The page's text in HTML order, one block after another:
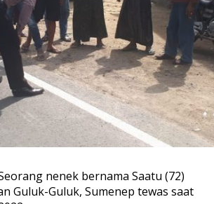
nenek bernama Saatu (72)
Guluk-Guluk, Sumenep tewas saat